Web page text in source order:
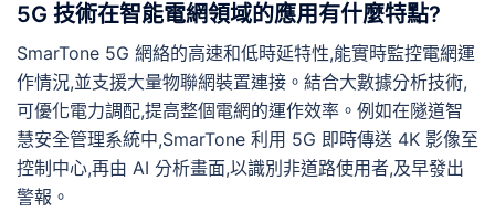
5G 技術在智能電網領域的應用有什麼特點?
SmarTone 5G 網絡的高速和低時延特性,能實時監控電網運
作情況,並支援大量物聯網裝置連接。結合大數據分析技術,
可優化電力調配,提高整個電網的運作效率。例如在隧道智
慧安全管理系統中,SmarTone 利用 5G 即時傳送 4K 影像至
控制中心,再由 AI 分析畫面,以識別非道路使用者,及早發出
警報。